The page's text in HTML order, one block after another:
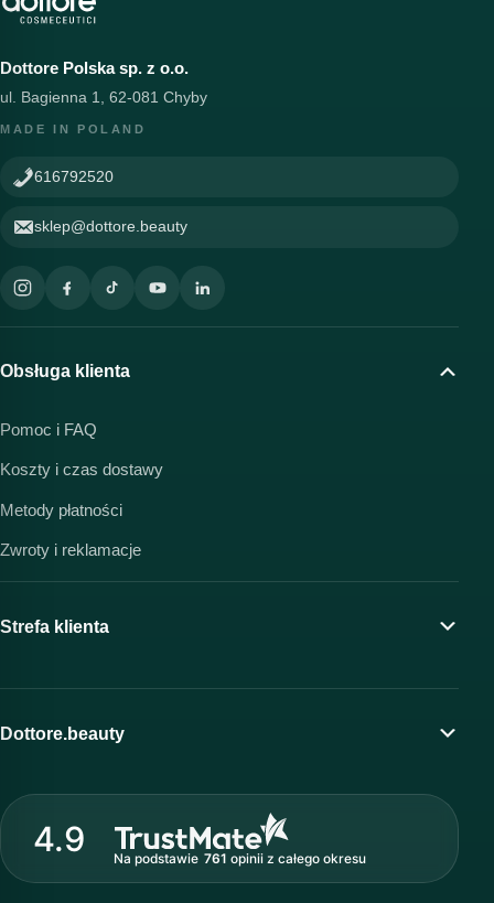
Dottore Polska sp. z o.o.
ul. Bagienna 1, 62-081 Chyby
MADE IN POLAND
616792520
sklep@dottore.beauty
Obsługa klienta
Pomoc i FAQ
Koszty i czas dostawy
Metody płatności
Zwroty i reklamacje
Strefa klienta
Moje konto
Program lojalnościowy
Strefa profesjonalisty
Dottore.beauty
O marce Dottore
Nasz zespół
Akademia i szkolenia
4.9
Na podstawie 761 opiniiz całego okresu